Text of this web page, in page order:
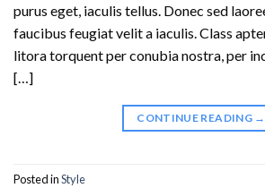
purus eget, iaculis tellus. Donec sed
faucibus feugiat velit a iaculis. Class
litora torquent per conubia nostra, per
[…]
CONTINUE READING →
Posted inStyle